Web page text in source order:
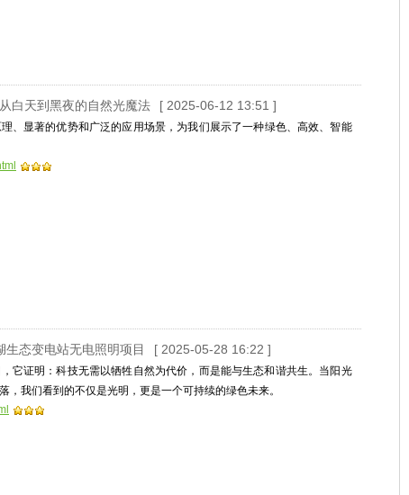
从白天到黑夜的自然光魔法 [ 2025-06-12 13:51 ]
、显著的优势和广泛的应用场景，为我们展示了一种绿色、高效、智能
态变电站无电照明项目 [ 2025-05-28 16:22 ]
它证明：科技无需以牺牲自然为代价，而是能与生态和谐共生。当阳光
，我们看到的不仅是光明，更是一个可持续的绿色未来。